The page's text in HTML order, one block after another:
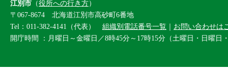
江別市 （役所への行き方）
〒067-8674 北海道江別市高砂町6番地
Tel：011-382-4141（代表） 組織別電話番号一覧 ｜ お問い合わせは
開庁時間 ：月曜日～金曜日／8時45分～17時15分（土曜日・日曜日